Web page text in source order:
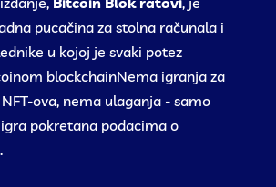
pucačina za stolna računala i
u kojoj je svaki potez
blockchainNema igranja za
ova, nema ulaganja - samo
pokretana podacima o